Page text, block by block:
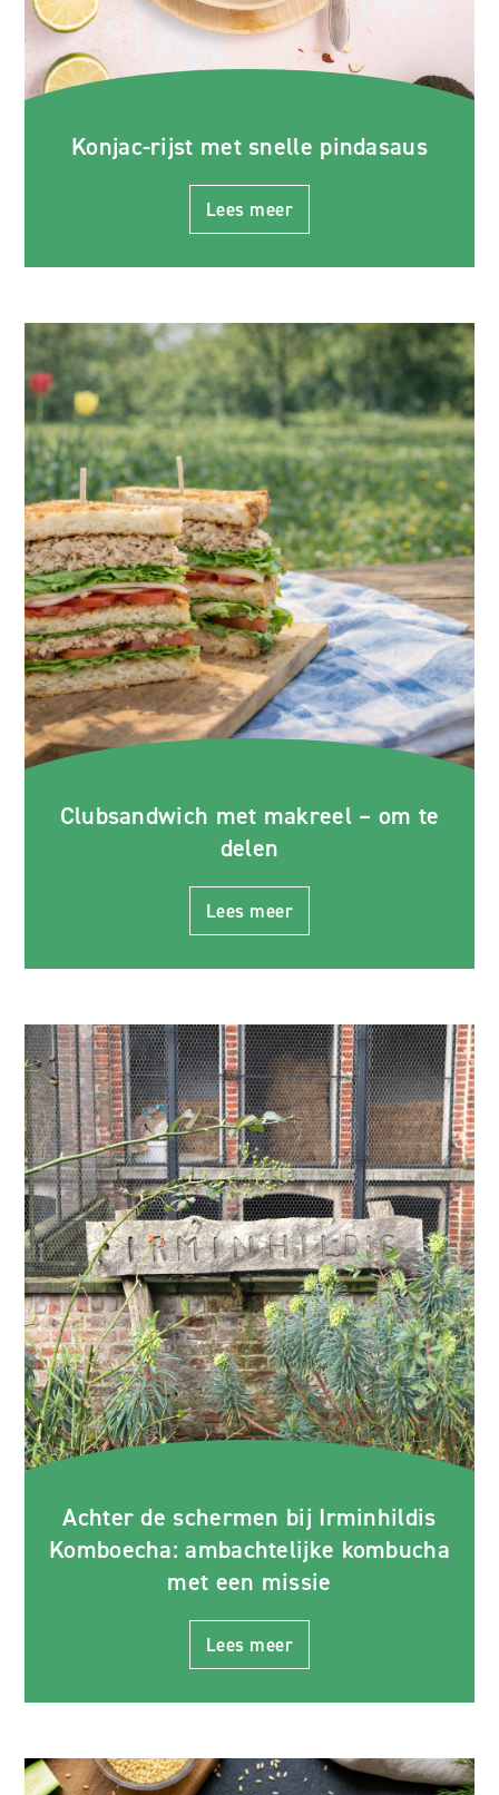
Konjac-rijst met snelle pindasaus
Lees meer
Clubsandwich met makreel – om te
delen
Lees meer
Achter de schermen bij Irminhildis
Komboecha: ambachtelijke kombucha
met een missie
Lees meer